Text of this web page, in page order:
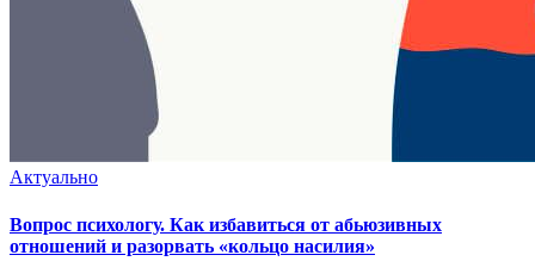
Актуально
Вопрос психологу. Как избавиться от абьюзивных
отношений и разорвать «кольцо насилия»